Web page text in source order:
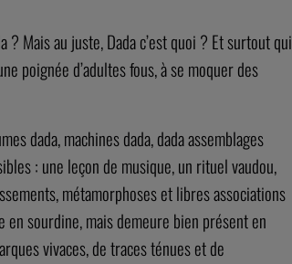
? Mais au juste, Dada c’est quoi ? Et surtout qui
poignée d’adultes fous, à se moquer des
dada, machines dada, dada assemblages
: une leçon de musique, un rituel vaudou,
métamorphoses et libres associations
sourdine, mais demeure bien présent en
vivaces, de traces ténues et de